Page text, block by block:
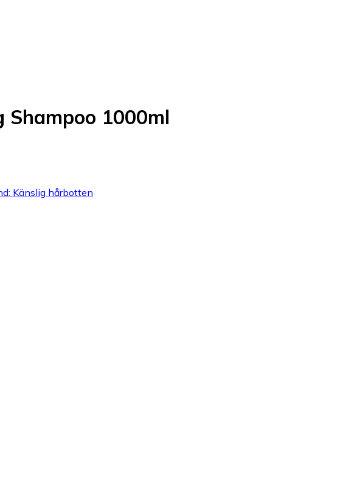
Shampoo 1000ml
Känslig hårbotten